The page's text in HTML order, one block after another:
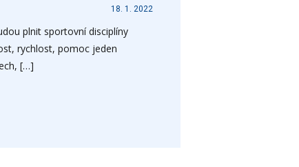
18. 1. 2022
plnit sportovní disciplíny
rychlost, pomoc jeden
[…]